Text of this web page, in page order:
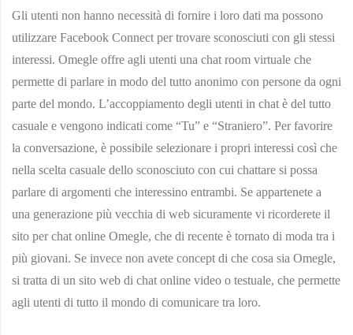
Gli utenti non hanno necessità di fornire i loro dati ma possono
utilizzare Facebook Connect per trovare sconosciuti con gli stessi
interessi. Omegle offre agli utenti una chat room virtuale che
permette di parlare in modo del tutto anonimo con persone da ogni
parte del mondo. L’accoppiamento degli utenti in chat è del tutto
casuale e vengono indicati come “Tu” e “Straniero”. Per favorire
la conversazione, è possibile selezionare i propri interessi così che
nella scelta casuale dello sconosciuto con cui chattare si possa
parlare di argomenti che interessino entrambi. Se appartenete a
una generazione più vecchia di web sicuramente vi ricorderete il
sito per chat online Omegle, che di recente è tornato di moda tra i
più giovani. Se invece non avete concept di che cosa sia Omegle,
si tratta di un sito web di chat online video o testuale, che permette
agli utenti di tutto il mondo di comunicare tra loro.